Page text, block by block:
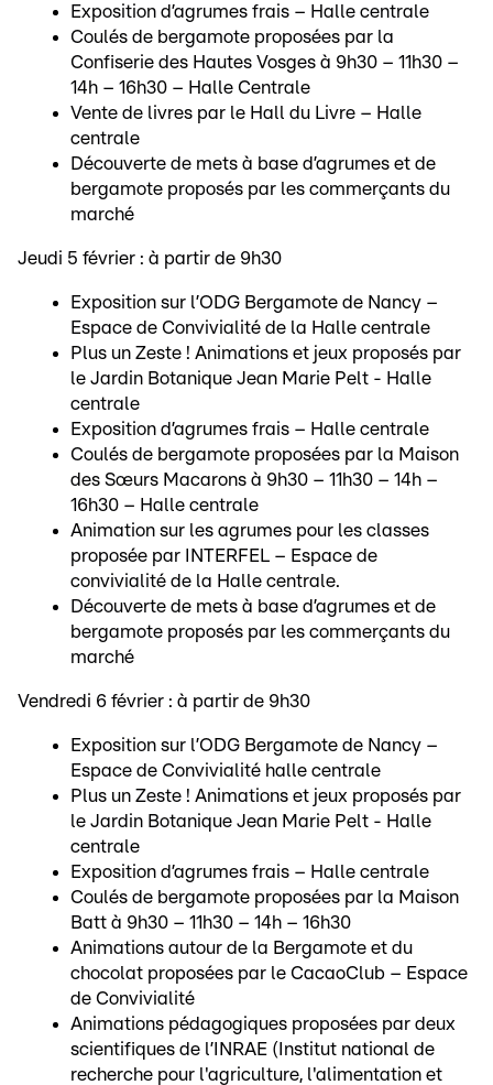
Exposition d’agrumes frais – Halle centrale
Coulés de bergamote proposées par la
Confiserie des Hautes Vosges à 9h30 – 11h30 –
14h – 16h30 – Halle Centrale
Vente de livres par le Hall du Livre – Halle
centrale
Découverte de mets à base d’agrumes et de
bergamote proposés par les commerçants du
marché
Jeudi 5 février : à partir de 9h30
Exposition sur l’ODG Bergamote de Nancy –
Espace de Convivialité de la Halle centrale
Plus un Zeste ! Animations et jeux proposés par
le Jardin Botanique Jean Marie Pelt - Halle
centrale
Exposition d’agrumes frais – Halle centrale
Coulés de bergamote proposées par la Maison
des Sœurs Macarons à 9h30 – 11h30 – 14h –
16h30 – Halle centrale
Animation sur les agrumes pour les classes
proposée par INTERFEL – Espace de
convivialité de la Halle centrale.
Découverte de mets à base d’agrumes et de
bergamote proposés par les commerçants du
marché
Vendredi 6 février : à partir de 9h30
Exposition sur l’ODG Bergamote de Nancy –
Espace de Convivialité halle centrale
Plus un Zeste ! Animations et jeux proposés par
le Jardin Botanique Jean Marie Pelt - Halle
centrale
Exposition d’agrumes frais – Halle centrale
Coulés de bergamote proposées par la Maison
Batt à 9h30 – 11h30 – 14h – 16h30
Animations autour de la Bergamote et du
chocolat proposées par le CacaoClub – Espace
de Convivialité
Animations pédagogiques proposées par deux
scientifiques de l’INRAE (Institut national de
recherche pour l'agriculture, l'alimentation et